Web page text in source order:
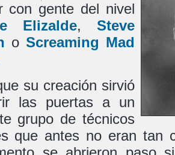
con gente del nivel
Elizalde, Steve
o Screaming Mad
su creación sirvió
las puertas a un
grupo de técnicos
que antes no eran tan